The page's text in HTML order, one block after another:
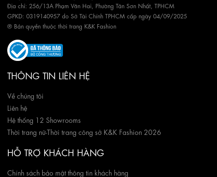
Địa chỉ: 256/13A Phạm Văn Hai, Phường Tân Sơn Nhất, TPHCM
GPKD: 0319140957 do Sở Tài Chính TPHCM cấp ngày 04/09/2025
® Bản quyền thuộc thời trang K&K Fashion
THÔNG TIN LIÊN HỆ
Về chúng tôi
Liên hệ
Hệ thống 12 Showrooms
Thời trang nữ-Thời trang công sở K&K Fashion 2026
HỖ TRỢ KHÁCH HÀNG
Chính sách bảo mật thông tin khách hàng